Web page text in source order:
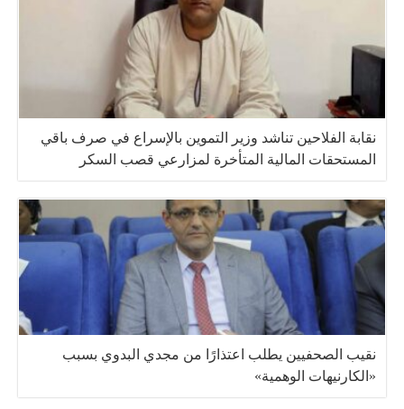
نقابة الفلاحين تناشد وزير التموين بالإسراع في صرف باقي
المستحقات المالية المتأخرة لمزارعي قصب السكر
نقيب الصحفيين يطلب اعتذارًا من مجدي البدوي بسبب
«الكارنيهات الوهمية»